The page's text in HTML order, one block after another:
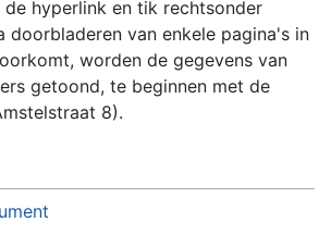
de hyperlink en tik rechtsonder
doorbladeren van enkele pagina's in
worden de gegevens van
getoond, te beginnen met de
8).